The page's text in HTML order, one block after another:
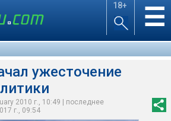
18+ ☰
ужесточение
2010 г., 10:49 | последнее
г., 09:54